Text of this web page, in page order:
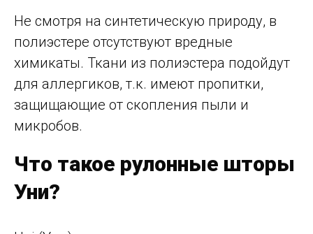
Не смотря на синтетическую природу, в
полиэстере отсутствуют вредные
химикаты. Ткани из полиэстера подойдут
для аллергиков, т.к. имеют пропитки,
защищающие от скопления пыли и
микробов.
Что такое рулонные шторы
Уни?